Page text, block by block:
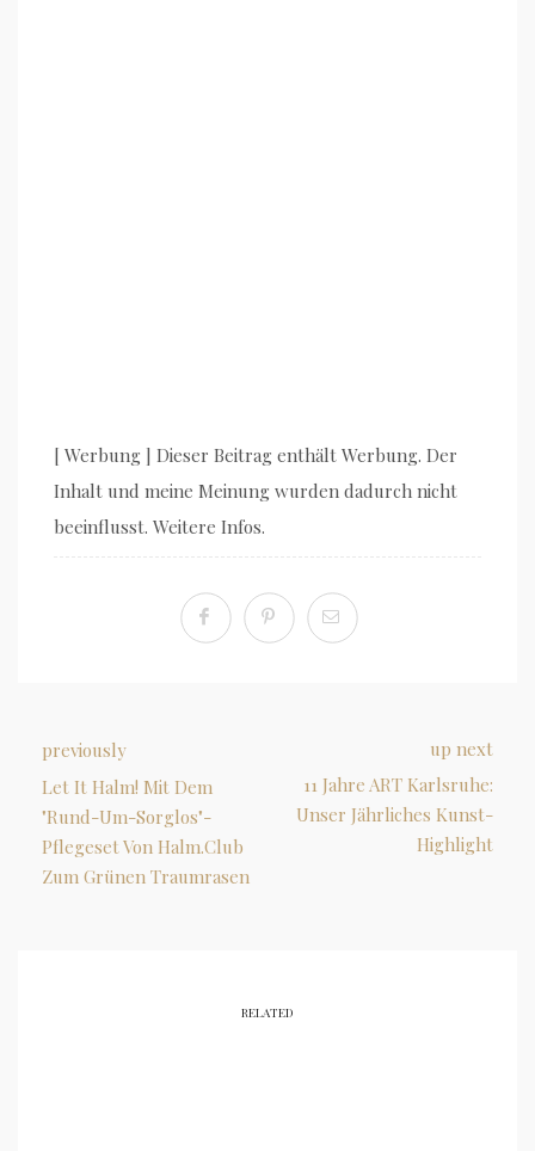
[ Werbung ] Dieser Beitrag enthält Werbung. Der
Inhalt und meine Meinung wurden dadurch nicht
beeinflusst. Weitere Infos.
previously
Let It Halm! Mit Dem
"Rund-Um-Sorglos"-
Pflegeset Von Halm.club
Zum Grünen Traumrasen
up next
11 Jahre ART Karlsruhe:
Unser Jährliches Kunst-
Highlight
RELATED